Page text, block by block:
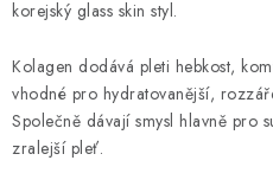
korejský glass skin styl.
Kolagen dodává pleti hebkost,
vhodné pro hydratovanější,
Společně dávají smysl hlavně pro
zralejší pleť.